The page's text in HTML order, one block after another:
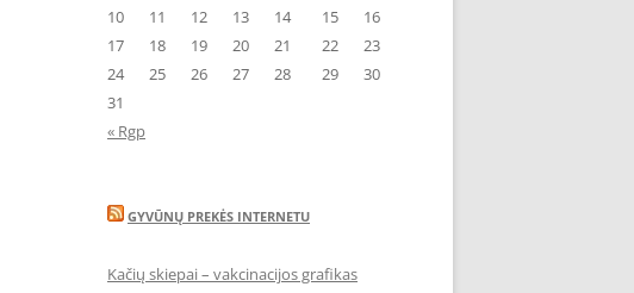
10
11 12 13 14 15
16
17
18 19 20 21 22
23
24
25 26 27 28 29
30
31
« Rgp
GYVŪNŲ PREKĖS INTERNETU
Kačių skiepai – vakcinacijos grafikas